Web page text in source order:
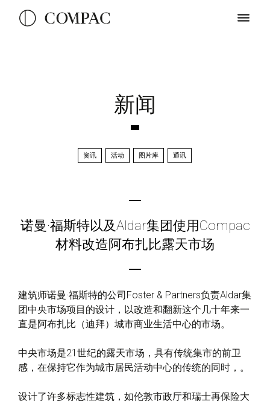
新闻
资讯 活动 图片库 通讯
诺曼·福斯特以及Aldar集团使用Compac
材料改造阿布扎比露天市场
建筑师诺曼·福斯特的公司Foster & Partners负责Aldar集
团中央市场项目的设计，以改造和翻新这个几十年来一
直是阿布扎比（迪拜）城市商业生活中心的市场。
中央市场是21世纪的露天市场，具有传统集市的前卫
感，在保持它作为城市居民活动中心的传统的同时，。
设计了许多标志性建筑，如伦敦市政厅和瑞士再保险大